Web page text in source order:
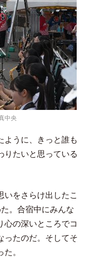
中央
うに、きっと誰も
りたいと思っている
をさらけ出したこ
。合宿中にみんな
心の深いところでコ
ったのだ。そしてそ
。